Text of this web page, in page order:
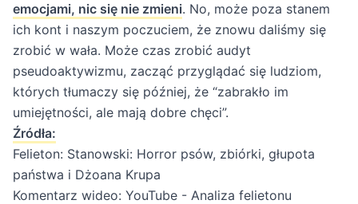
emocjami, nic się nie zmieni. No, może poza stanem
ich kont i naszym poczuciem, że znowu daliśmy się
zrobić w wała. Może czas zrobić audyt
pseudoaktywizmu, zacząć przyglądać się ludziom,
których tłumaczy się później, że “zabrakło im
umiejętności, ale mają dobre chęci”.
Źródła:
Felieton: Stanowski: Horror psów, zbiórki, głupota
państwa i Dżoana Krupa
Komentarz wideo: YouTube - Analiza felietonu